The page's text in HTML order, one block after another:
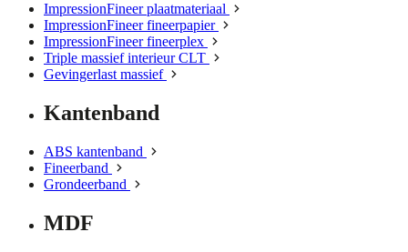
ImpressionFineer plaatmateriaal
ImpressionFineer fineerpapier
ImpressionFineer fineerplex
Triple massief interieur CLT
Gevingerlast massief
Kantenband
ABS kantenband
Fineerband
Grondeerband
MDF